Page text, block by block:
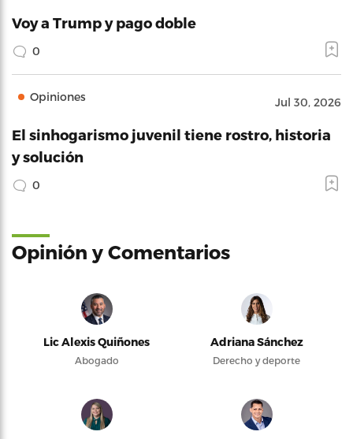
Voy a Trump y pago doble
0
Opiniones Jul 30, 2026
El sinhogarismo juvenil tiene rostro, historia
y solución
0
Opinión y Comentarios
Lic Alexis Quiñones
Abogado
Adriana Sánchez
Derecho y deporte